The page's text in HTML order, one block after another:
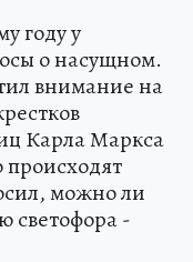
году у
о насущном.
внимание на
Карла Маркса
происходят
можно ли
светофора -